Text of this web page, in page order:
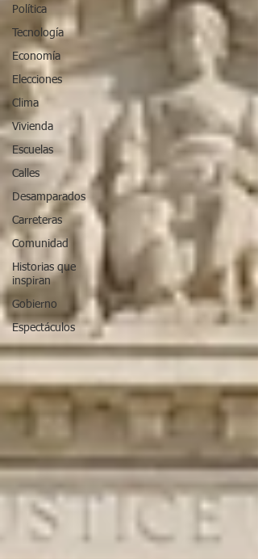
Política
Tecnología
Economía
Elecciones
Clima
Vivienda
Escuelas
Calles
Desamparados
Carreteras
Comunidad
Historias que
inspiran
Gobierno
Espectáculos